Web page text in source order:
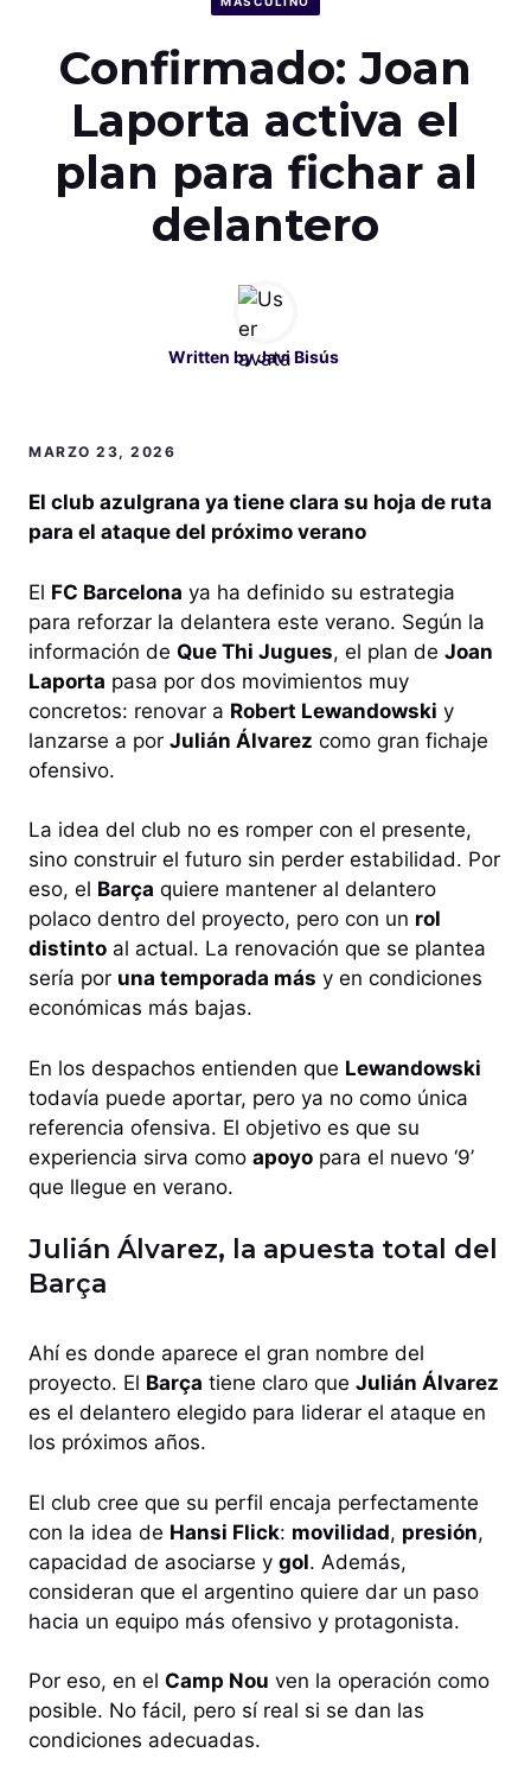
Confirmado: Joan
Laporta activa el
plan para fichar al
delantero
Written byJavi Bisús
MARZO 23, 2026
El club azulgrana ya tiene clara su hoja de ruta
para el ataque del próximo verano
El FC Barcelona ya ha definido su estrategia
para reforzar la delantera este verano. Según la
información de Que Thi Jugues, el plan de Joan
Laporta pasa por dos movimientos muy
concretos: renovar a Robert Lewandowski y
lanzarse a por Julián Álvarez como gran fichaje
ofensivo.
La idea del club no es romper con el presente,
sino construir el futuro sin perder estabilidad. Por
eso, el Barça quiere mantener al delantero
polaco dentro del proyecto, pero con un rol
distinto al actual. La renovación que se plantea
sería por una temporada más y en condiciones
económicas más bajas.
En los despachos entienden que Lewandowski
todavía puede aportar, pero ya no como única
referencia ofensiva. El objetivo es que su
experiencia sirva como apoyo para el nuevo ‘9’
que llegue en verano.
Julián Álvarez, la apuesta total del
Barça
Ahí es donde aparece el gran nombre del
proyecto. El Barça tiene claro que Julián Álvarez
es el delantero elegido para liderar el ataque en
los próximos años.
El club cree que su perfil encaja perfectamente
con la idea de Hansi Flick: movilidad, presión,
capacidad de asociarse y gol. Además,
consideran que el argentino quiere dar un paso
hacia un equipo más ofensivo y protagonista.
Por eso, en el Camp Nou ven la operación como
posible. No fácil, pero sí real si se dan las
condiciones adecuadas.